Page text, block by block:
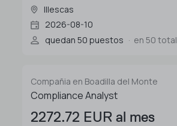
Illescas
2026-08-10
quedan 50 puestos
en 50 total
Compañia en Boadilla del Monte
Compliance Analyst
2272.72 EUR al mes